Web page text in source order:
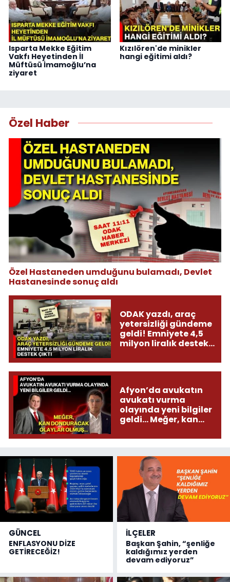
Isparta Mekke Eğitim
Vakfı Heyetinden İl
Müftüsü İmamoğlu’na
ziyaret
Kızılören'de minikler
hangi eğitimi aldı?
Özel Haber
Özel Hastaneden umduğunu bulamadı, Devlet
Hastanesinde sonuç aldı
ODAK yazdı, araç
yetersizliği gündeme
geldi! Emniyete 4,5
milyon liralık destek
Afyon’da avukatın
avukatı vurma
olayında yeni bilgiler
geldi... Meğer, kan
olmuş...
GÜNCEL
ENFLASYONU DİZE
GETİRECEĞİZ!
İLÇELER
Başkan Şahin, “şenliğe
kaldığımız yerden
devam ediyoruz”